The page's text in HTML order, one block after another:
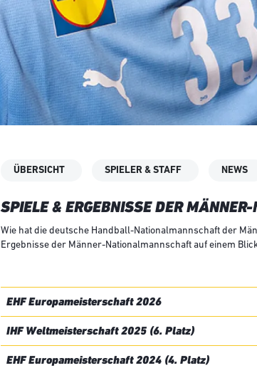
ÜBERSICHT SPIELER & STAFF NEWS
SPIELE & ERGEBNISSE DER
Wie hat die deutsche Handball-Nationalmannschaft der
Ergebnisse der Männer-Nationalmannschaft auf einem
EHF Europameisterschaft 2026
IHF Weltmeisterschaft 2025 (6. Platz)
EHF Europameisterschaft 2024 (4. Platz)